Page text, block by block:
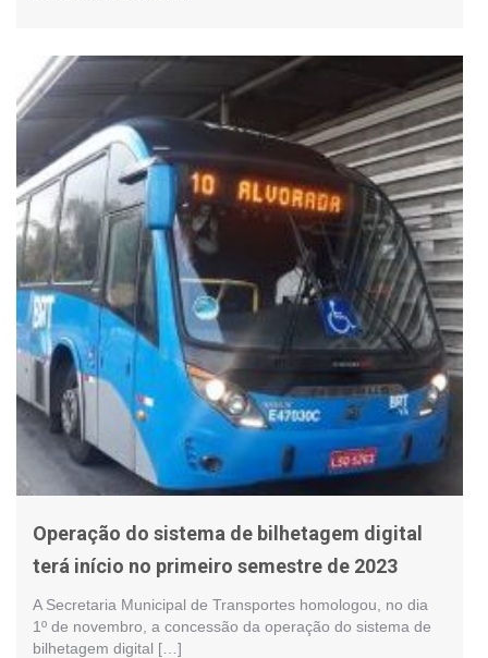
Operação do sistema de bilhetagem digital
terá início no primeiro semestre de 2023
A Secretaria Municipal de Transportes homologou, no dia
1º de novembro, a concessão da operação do sistema de
bilhetagem digital […]